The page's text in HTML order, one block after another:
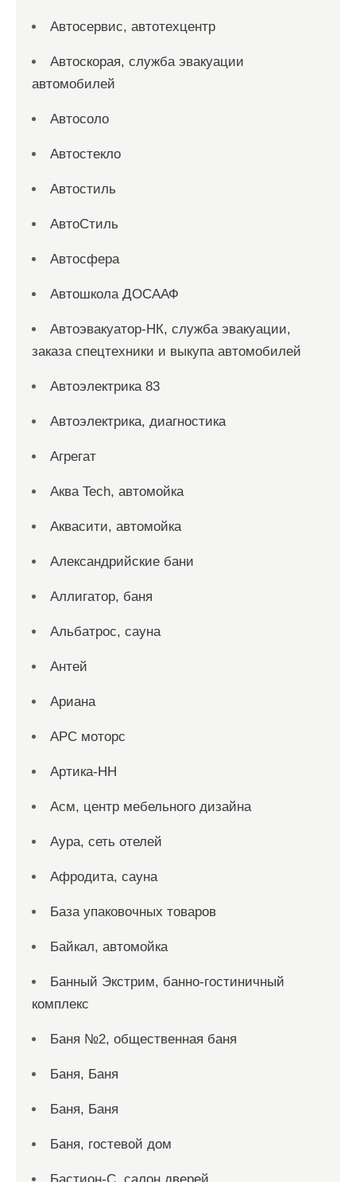
Автосервис, автотехцентр
Автоскорая, служба эвакуации
автомобилей
Автосоло
Автостекло
Автостиль
АвтоСтиль
Автосфера
Автошкола ДОСААФ
Автоэвакуатор-НК, служба эвакуации,
заказа спецтехники и выкупа автомобилей
Автоэлектрика 83
Автоэлектрика, диагностика
Агрегат
Аква Tech, автомойка
Аквасити, автомойка
Александрийские бани
Аллигатор, баня
Альбатрос, сауна
Антей
Ариана
АРС моторс
Артика-НН
Асм, центр мебельного дизайна
Аура, сеть отелей
Афродита, сауна
База упаковочных товаров
Байкал, автомойка
Банный Экстрим, банно-гостиничный
комплекс
Баня №2, общественная баня
Баня, Баня
Баня, Баня
Баня, гостевой дом